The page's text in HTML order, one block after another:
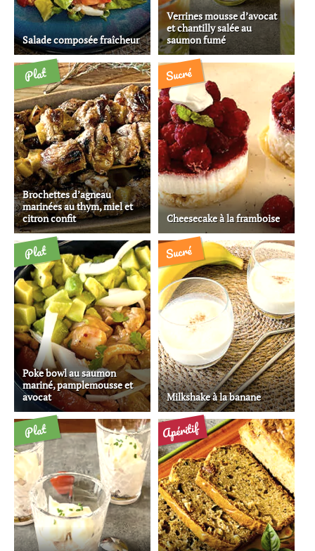
Salade composée fraîcheur
Verrines mousse d’avocat
et chantilly salée au
saumon fumé
Plat
Brochettes d’agneau
marinées au thym, miel et
citron confit
Sucré
Cheesecake à la framboise
Plat
Poke bowl au saumon
mariné, pamplemousse et
avocat
Sucré
Milkshake à la banane
Plat Apéritif